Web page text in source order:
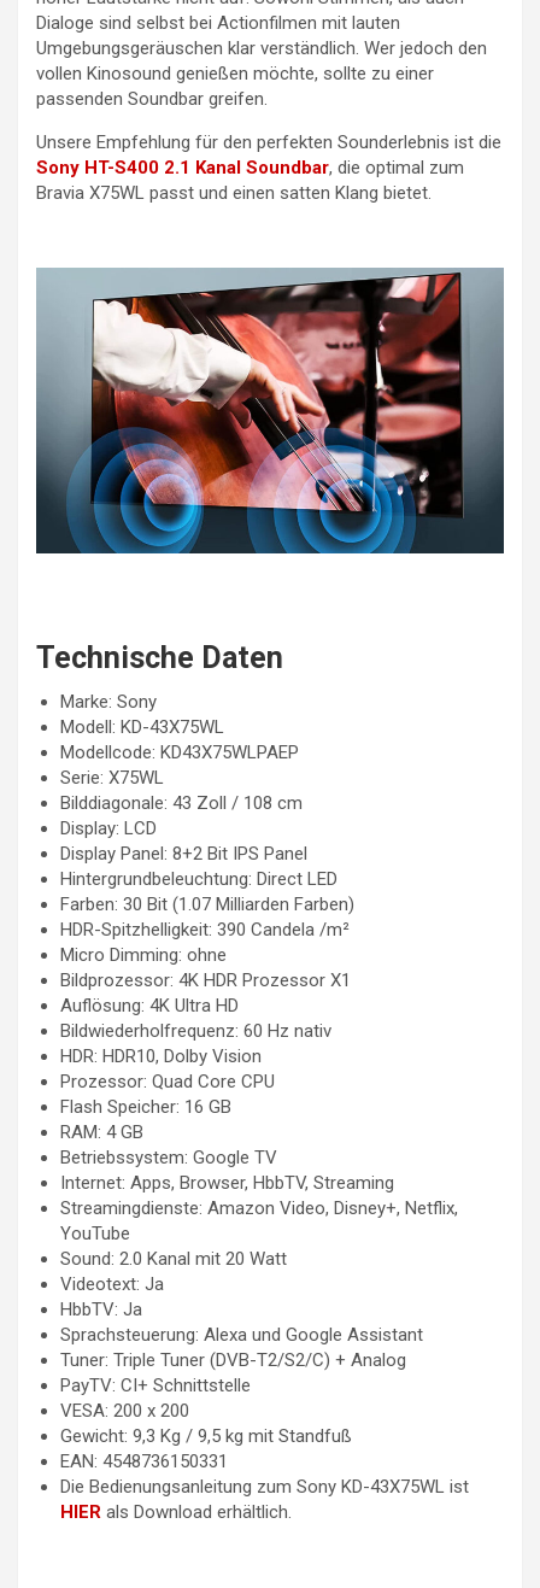
Dialoge sind selbst bei Actionfilmen mit lauten
Umgebungsgeräuschen klar verständlich. Wer jedoch den
vollen Kinosound genießen möchte, sollte zu einer
passenden Soundbar greifen.
Unsere Empfehlung für den perfekten Sounderlebnis ist die
Sony HT-S400 2.1 Kanal Soundbar, die optimal zum
Bravia X75WL passt und einen satten Klang bietet.
Technische Daten
Marke: Sony
Modell: KD-43X75WL
Modellcode: KD43X75WLPAEP
Serie: X75WL
Bilddiagonale: 43 Zoll / 108 cm
Display: LCD
Display Panel: 8+2 Bit IPS Panel
Hintergrundbeleuchtung: Direct LED
Farben: 30 Bit (1.07 Milliarden Farben)
HDR-Spitzhelligkeit: 390 Candela /m²
Micro Dimming: ohne
Bildprozessor: 4K HDR Prozessor X1
Auflösung: 4K Ultra HD
Bildwiederholfrequenz: 60 Hz nativ
HDR: HDR10, Dolby Vision
Prozessor: Quad Core CPU
Flash Speicher: 16 GB
RAM: 4 GB
Betriebssystem: Google TV
Internet: Apps, Browser, HbbTV, Streaming
Streamingdienste: Amazon Video, Disney+, Netflix,
YouTube
Sound: 2.0 Kanal mit 20 Watt
Videotext: Ja
HbbTV: Ja
Sprachsteuerung: Alexa und Google Assistant
Tuner: Triple Tuner (DVB-T2/S2/C) + Analog
PayTV: CI+ Schnittstelle
VESA: 200 x 200
Gewicht: 9,3 Kg / 9,5 kg mit Standfuß
EAN: 4548736150331
Die Bedienungsanleitung zum Sony KD-43X75WL ist
HIER als Download erhältlich.